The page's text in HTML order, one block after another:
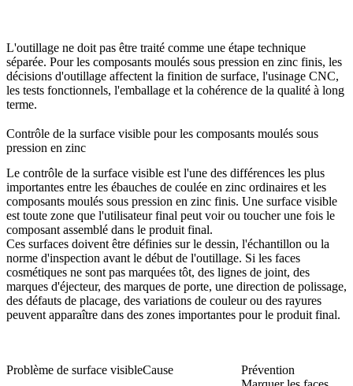
L'outillage ne doit pas être traité comme une étape technique
séparée. Pour les composants moulés sous pression en zinc finis, les
décisions d'outillage affectent la finition de surface, l'usinage CNC,
les tests fonctionnels, l'emballage et la cohérence de la qualité à long
terme.
Contrôle de la surface visible pour les composants moulés sous
pression en zinc
Le contrôle de la surface visible est l'une des différences les plus
importantes entre les ébauches de coulée en zinc ordinaires et les
composants moulés sous pression en zinc finis. Une surface visible
est toute zone que l'utilisateur final peut voir ou toucher une fois le
composant assemblé dans le produit final.
Ces surfaces doivent être définies sur le dessin, l'échantillon ou la
norme d'inspection avant le début de l'outillage. Si les faces
cosmétiques ne sont pas marquées tôt, des lignes de joint, des
marques d'éjecteur, des marques de porte, une direction de polissage,
des défauts de placage, des variations de couleur ou des rayures
peuvent apparaître dans des zones importantes pour le produit final.
Problème de surface visibleCause
Prévention